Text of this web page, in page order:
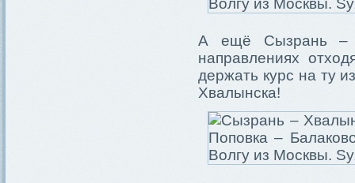
А ещё Сызрань –
направлениях
держать курс на ту
Хвалынска!